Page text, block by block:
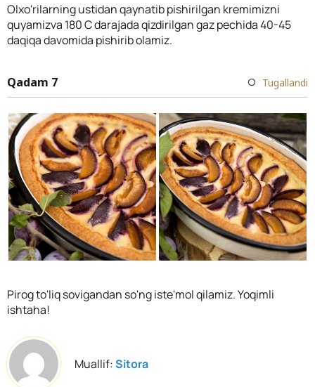
Olxo'rilarning ustidan qaynatib pishirilgan kremimizni
quyamizva 180 C darajada qizdirilgan gaz pechida 40-45
daqiqa davomida pishirib olamiz.
Qadam 7 Tugallandi
Pirog to'liq sovigandan so'ng iste'mol qilamiz. Yoqimli
ishtaha!
Muallif:Sitora